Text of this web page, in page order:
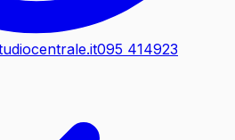
095 414923